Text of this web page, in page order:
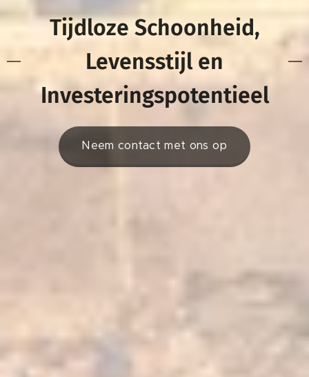
Tijdloze Schoonheid,
Levensstijl en
Investeringspotentieel
Neem contact met ons op